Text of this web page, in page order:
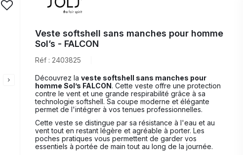
Veste softshell sans manches pour homme
Sol’s - FALCON
Réf : 2403825
Découvrez laveste softshell sans manches pour
homme Sol’s FALCON. Cette veste offre une protection
contre le vent et une grande respirabilité grâce à sa
technologie softshell. Sa coupe moderne et élégante
permet de l'intégrer à vos tenues professionnelles.
Cette veste se distingue par sa résistance à l'eau et au
vent tout en restant légère et agréable à porter. Les
poches pratiques vous permettent de garder vos
essentiels à portée de main tout au long de la journée.